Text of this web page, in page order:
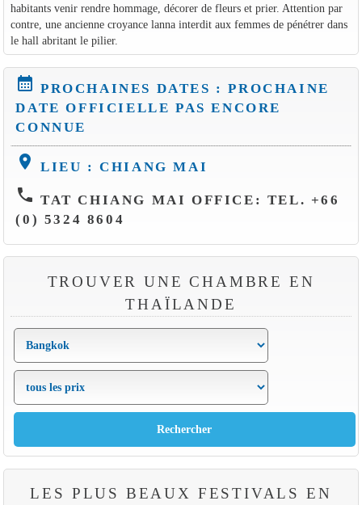
habitants venir rendre hommage, décorer de fleurs et prier. Attention par
contre, une ancienne croyance lanna interdit aux femmes de pénétrer dans
le hall abritant le pilier.
calendar_month PROCHAINES DATES : PROCHAINE
DATE OFFICIELLE PAS ENCORE
CONNUE
location_on LIEU : CHIANG MAI
phone TAT CHIANG MAI OFFICE: TEL. +66
(0) 5324 8604
TROUVER UNE CHAMBRE EN
THAÏLANDE
LES PLUS BEAUX FESTIVALS EN